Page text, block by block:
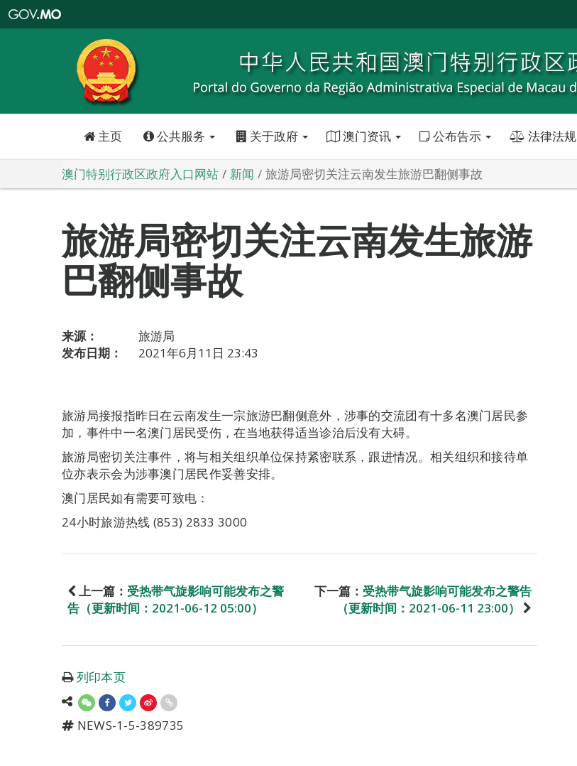
特
政
区
政
口
主页 公共服务 关于政府 澳门资讯 公布告示 法律法规
澳门特别行政区政府入口网站 新闻 旅游局密切关注云南发生旅游巴翻侧事故
旅游局密切关注云南发生旅游
巴翻侧事故
来源：
旅游局
发布日期：
2021年6月11日 23:43
旅游局接报指昨日在云南发生一宗旅游巴翻侧意外，涉事的交流团有十多名澳门居民参
加，事件中一名澳门居民受伤，在当地获得适当诊治后没有大碍。
旅游局密切关注事件，将与相关组织单位保持紧密联系，跟进情况。相关组织和接待单
位亦表示会为涉事澳门居民作妥善安排。
澳门居民如有需要可致电：
24小时旅游热线 (853) 2833 3000
上一篇： 受热带气旋影响可能发布之警
告（更新时间：2021-06-12 05:00）
下一篇： 受热带气旋影响可能发布之警告
（更新时间：2021-06-11 23:00）
列印本页
NEWS-1-5-389735